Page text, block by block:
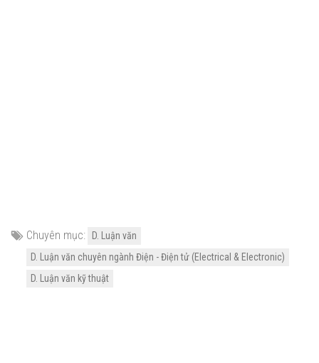
Chuyên mục:
D. Luận văn
D. Luận văn chuyên ngành Điện - Điện tử (Electrical & Electronic)
D. Luận văn kỹ thuật